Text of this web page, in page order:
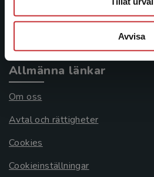
Avvisa
Köpvillkor
Allmänna länkar
Om oss
Avtal och rättigheter
Cookies
Cookieinställningar